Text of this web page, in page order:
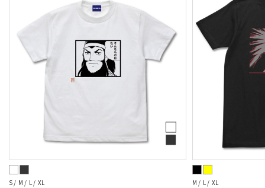
S / M / L / XL M / L / XL